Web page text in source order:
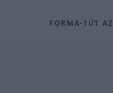
FORMA-1 ÚT